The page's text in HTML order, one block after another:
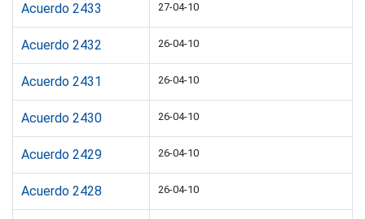
Acuerdo 2433 27-04-10
Acuerdo 2432 26-04-10
Acuerdo 2431 26-04-10
Acuerdo 2430 26-04-10
Acuerdo 2429 26-04-10
Acuerdo 2428 26-04-10